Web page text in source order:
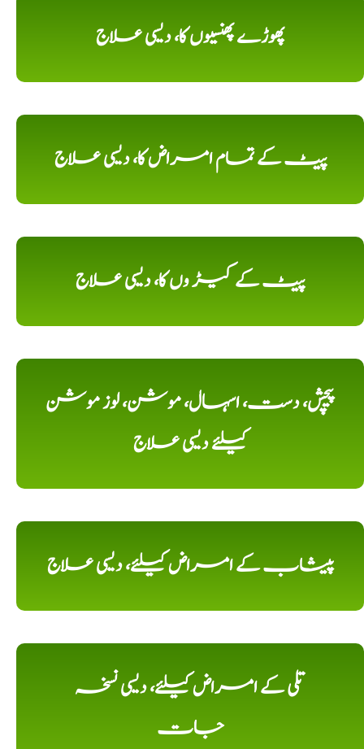
پھوڑے پھنسیوں کا، دیسی علاج
پیٹ کے تمام امراض کا، دیسی علاج
پیٹ کے کیڑ وں کا، دیسی علاج
پیچش، دست، اسہال، موشن، لوز موشن
کیلئے دیسی علاج
پیشاب کے امراض کیلئے، دیسی علاج
تلی کے امراض کیلئے، دیسی نسخہ
جات